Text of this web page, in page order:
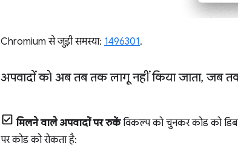
Chromium से जुड़ी समस्या: 1496301.
अपवादों को अब तब तक लागू नहीं किया जाता, जब
मिलने वाले अपवादों पर रुकेंविकल्प को चुनकर कोड को
पर कोड को रोकता है: